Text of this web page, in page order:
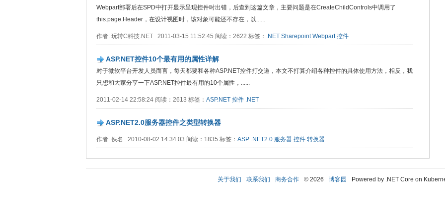
Webpart部署后在SPD中打开显示呈现控件时出错，后查到这篇文章，主要问题是在CreateChildControls中调用了
this.page.Header，在设计视图时，该对象可能还不存在，以......
作者: 玩转C科技.NET 2011-03-15 11:52:45 阅读：2622 标签： .NET Sharepoint Webpart 控件
ASP.NET控件10个最有用的属性详解
对于微软平台开发人员而言，每天都要和各种ASP.NET控件打交道，本文不打算介绍各种控件的具体使用方法，相反，我
只想和大家分享一下ASP.NET控件最有用的10个属性，......
2011-02-14 22:58:24 阅读：2613 标签： ASP.NET 控件 .NET
ASP.NET2.0服务器控件之类型转换器
作者: 佚名 2010-08-02 14:34:03 阅读：1835 标签： ASP .NET2.0 服务器 控件 转换器
关于我们 联系我们 商务合作 © 2026 博客园 Powered by .NET Core on